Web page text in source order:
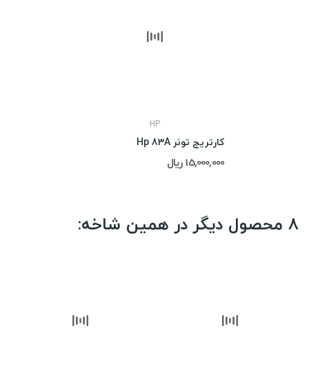
HP
کارتریج تونر Hp 83A
15,000,000 ریال
8 محصول دیگر در همین شاخه: